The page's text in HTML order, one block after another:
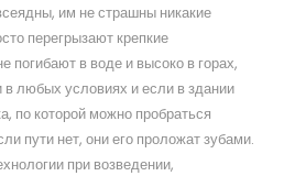
им не страшны никакие
перегрызают крепкие
погибают в воде и высоко в горах,
в любых условиях и если в здании
по которой можно пробраться
пути нет, они его проложат зубами.
при возведении,